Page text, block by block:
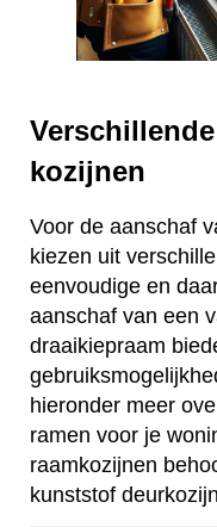
kozijnen
Voor de aanschaf
kiezen uit
eenvoudige en
aanschaf van een
draaikiepraam
hieronder meer
ramen voor je
raamkozijnen
kunststof